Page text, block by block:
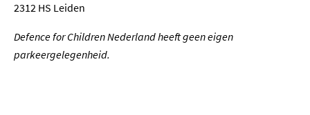
2312 HS Leiden
Defence for Children Nederland heeft geen eigen
parkeergelegenheid.